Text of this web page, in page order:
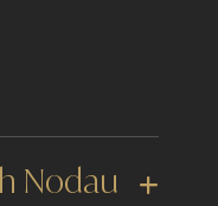
Nodau